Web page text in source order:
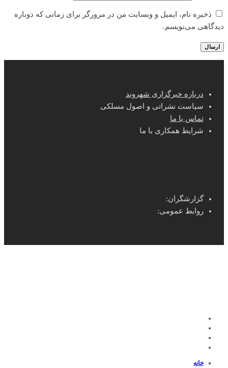
ذخیره نام، ایمیل و وبسایت من در مرورگر برای زمانی که دوباره
دیدگاهی می‌نویسم.
درباره خبرگزاری شهروند
سیاست نشراتی و اصول مسلکی
تماس با ما
شرایط همکاری با ما
گزارشگران:
روابط عمومی:
خانه